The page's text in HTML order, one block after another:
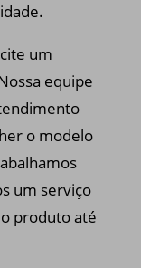
um
equipe
o modelo
um serviço
produto até